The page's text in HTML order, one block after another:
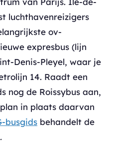
luchthavenreizigers
ov-
expresbus (lijn
Denis-Pleyel, waar je
14. Raadt een
nog de Roissybus aan,
in plaats daarvan
busgids behandelt de